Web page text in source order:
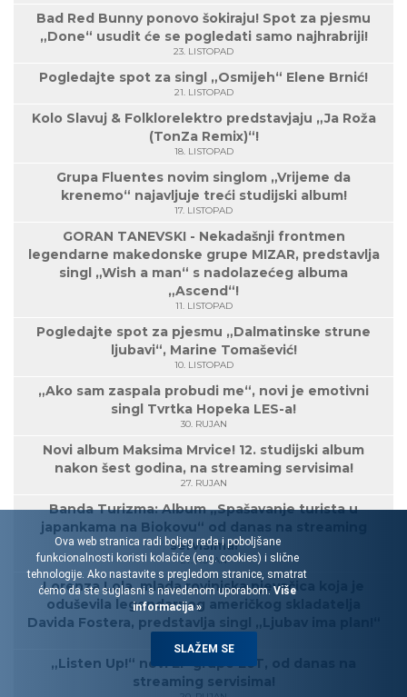
Bad Red Bunny ponovo šokiraju! Spot za pjesmu
„Done“ usudit će se pogledati samo najhrabriji!
23. LISTOPAD
Pogledajte spot za singl „Osmijeh“ Elene Brnić!
21. LISTOPAD
Kolo Slavuj & Folklorelektro predstavjaju „Ja Roža
(TonZa Remix)“!
18. LISTOPAD
Grupa Fluentes novim singlom „Vrijeme da
krenemo“ najavljuje treći studijski album!
17. LISTOPAD
GORAN TANEVSKI - Nekadašnji frontmen
legendarne makedonske grupe MIZAR, predstavlja
singl „Wish a man“ s nadolazećeg albuma
„Ascend“!
11. LISTOPAD
Pogledajte spot za pjesmu „Dalmatinske strune
ljubavi“, Marine Tomašević!
10. LISTOPAD
„Ako sam zaspala probudi me“, novi je emotivni
singl Tvrtka Hopeka LES-a!
30. RUJAN
Novi album Maksima Mrvice! 12. studijski album
nakon šest godina, na streaming servisima!
27. RUJAN
Banda Turizma: Album „Spašavanje turista u
japankama na Biokovu“ od danas na streaming
servisima!
27. RUJAN
Lorenza Lola, mlada rovinjska pjevačica koja je
oduševila legendarnog američkog skladatelja
Davida Fostera, predstavlja singl „Ljubav ima plan!“
„Listen Up!“ novi EP grupe EoT, od danas na
streaming servisima!
Ova web stranica radi boljeg rada i poboljšane
funkcionalnosti koristi kolačiće (eng. cookies) i slične
tehnologije. Ako nastavite s pregledom stranice, smatrat
ćemo da ste suglasni s navedenom uporabom. Više
informacija »
SLAŽEM SE